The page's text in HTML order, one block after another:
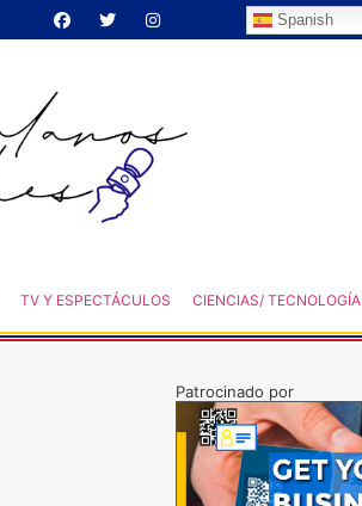
Spanish
TV Y ESPECTÁCULOS CIENCIAS/ TECNOLOGÍA
Patrocinado por